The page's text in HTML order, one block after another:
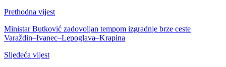
Prethodna vijest
Ministar Butković zadovoljan tempom izgradnje brze ceste
Varaždin–Ivanec–Lepoglava–Krapina
Sljedeća vijest